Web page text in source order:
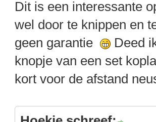
Dit is een interessante
wel door te knippen en
geen garantie
Deed
knopje van een set
kort voor de afstand